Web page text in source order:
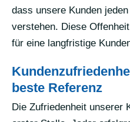
dass unsere Kunden
verstehen. Diese
für eine langfristige
beste Referenz
Die Zufriedenheit unserer